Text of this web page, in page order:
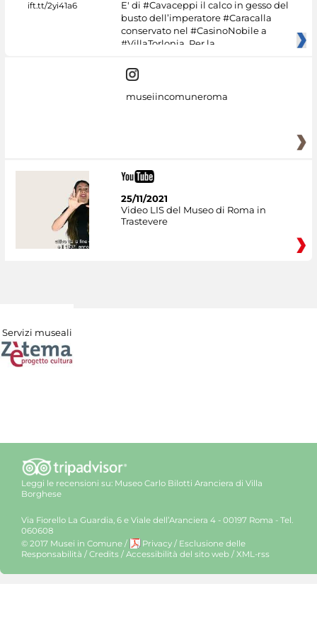
E' di #Cavaceppi il calco in gesso del
busto dell’imperatore #Caracalla
conservato nel #CasinoNobile a
#VillaTorlonia. Per la
museiincomuneroma
25/11/2021
Video LIS del Museo di Roma in
Trastevere
Servizi museali
Leggi le recensioni su: Museo Carlo Bilotti Aranciera di Villa
Borghese
Via Fiorello La Guardia, 6 e Viale dell’Aranciera 4 - 00197 Roma - Tel.
060608
© 2017 Musei in Comune / Privacy / Esclusione delle
Responsabilità / Credits / Accessibilità del sito web / XML-rss